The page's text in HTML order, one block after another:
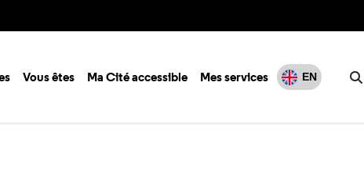
Vous êtes Ma Cité accessible Mes services EN